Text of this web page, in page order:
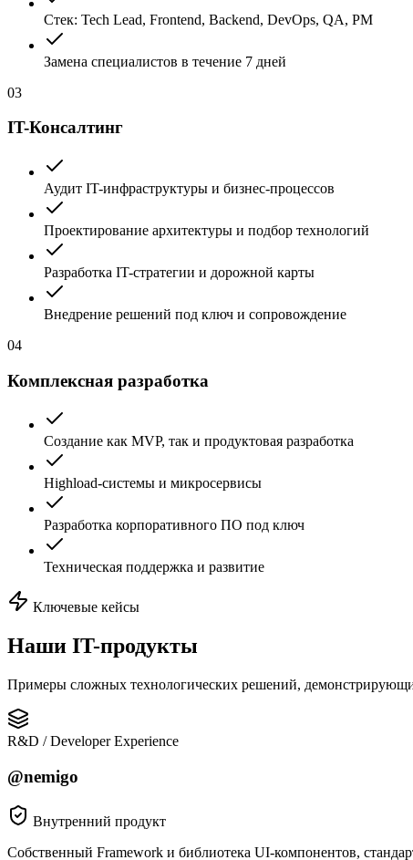
Стек: Tech Lead, Frontend, Backend, DevOps, QA, PM
Замена специалистов в течение 7 дней
03
IT-Консалтинг
Аудит IT-инфраструктуры и бизнес-процессов
Проектирование архитектуры и подбор технологий
Разработка IT-стратегии и дорожной карты
Внедрение решений под ключ и сопровождение
04
Комплексная разработка
Создание как MVP, так и продуктовая разработка
Highload-системы и микросервисы
Разработка корпоративного ПО под ключ
Техническая поддержка и развитие
Ключевые кейсы
Наши IT-продукты
Примеры сложных технологических решений,
R&D / Developer Experience
@nemigo
Внутренний продукт
Собственный Framework и библиотека UI-компонентов,